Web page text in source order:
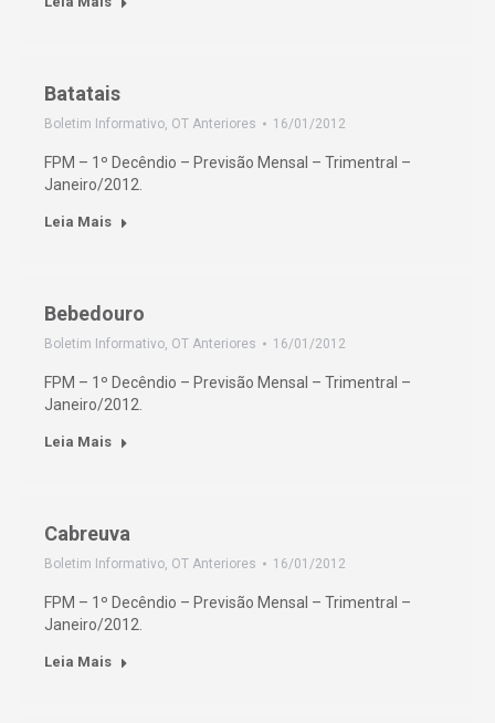
Batatais
Boletim Informativo, OT Anteriores 16/01/2012
FPM – 1º Decêndio – Previsão Mensal – Trimentral –
Janeiro/2012.
Leia Mais
Bebedouro
Boletim Informativo, OT Anteriores 16/01/2012
FPM – 1º Decêndio – Previsão Mensal – Trimentral –
Janeiro/2012.
Leia Mais
Cabreuva
Boletim Informativo, OT Anteriores 16/01/2012
FPM – 1º Decêndio – Previsão Mensal – Trimentral –
Janeiro/2012.
Leia Mais